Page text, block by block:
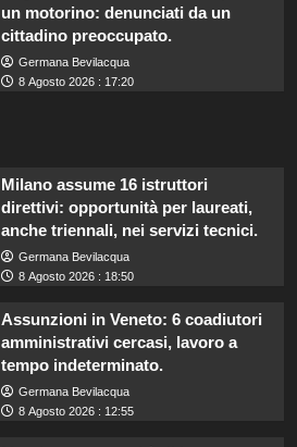
un motorino: denunciati da un
cittadino preoccupato.
Germana Bevilacqua
8 Agosto 2026 : 17:20
Milano assume 16 istruttori
direttivi: opportunità per laureati,
anche triennali, nei servizi tecnici.
Germana Bevilacqua
8 Agosto 2026 : 18:50
Assunzioni in Veneto: 6 coadiutori
amministrativi cercasi, lavoro a
tempo indeterminato.
Germana Bevilacqua
8 Agosto 2026 : 12:55